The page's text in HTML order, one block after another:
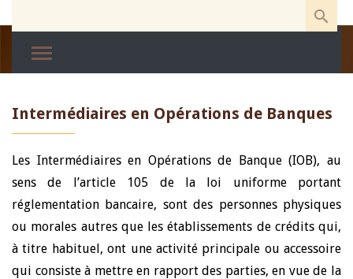
Intermédiaires en Opérations de Banques
Les Intermédiaires en Opérations de Banque (IOB), au
sens de l’article 105 de la loi uniforme portant
réglementation bancaire, sont des personnes physiques
ou morales autres que les établissements de crédits qui,
à titre habituel, ont une activité principale ou accessoire
qui consiste à mettre en rapport des parties, en vue de la